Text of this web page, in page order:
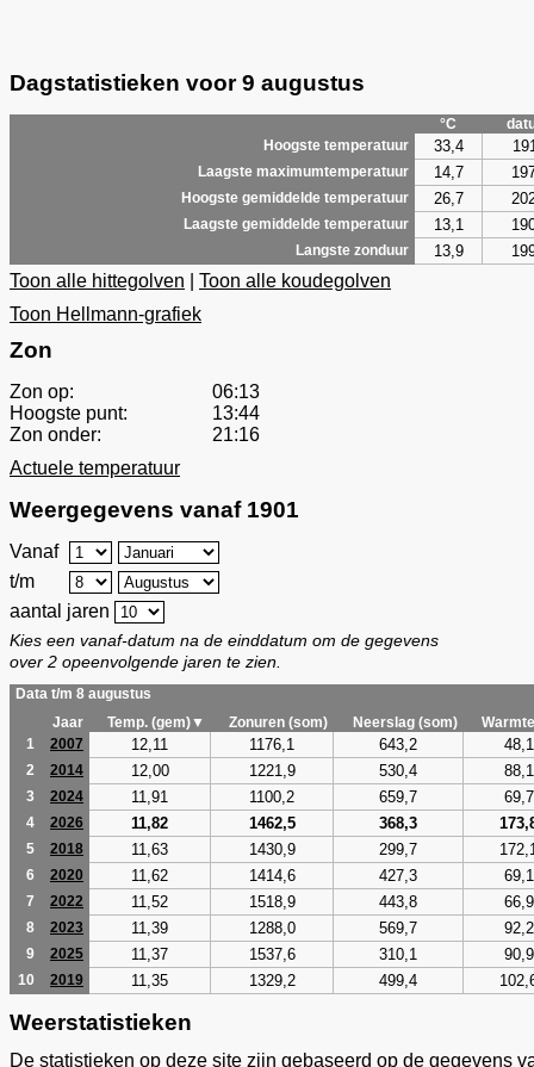
Dagstatistieken voor 9 augustus
°C
Hoogste temperatuur
33,4
Laagste maximumtemperatuur 14,7
Hoogste gemiddelde temperatuur 26,7
Laagste gemiddelde temperatuur 13,1
Langste zonduur 13,9
Toon alle hittegolven
Toon alle koudegolven
Toon Hellmann-grafiek
Zon
Zon op:
06:13
Hoogste punt:
13:44
Zon onder:
21:16
Actuele temperatuur
Weergegevens vanaf 1901
Vanaf
t/m
aantal jaren
Kies een vanaf-datum na de einddatum om de gegevens
over 2 opeenvolgende jaren te zien.
Data t/m 8 augustus
Jaar
Temp. (gem)▼ Zonuren (som) Neerslag (som)
1
2007 12,11 1176,1 643,2 48,1
2 2014 12,00 1221,9 530,4 88,1
3 2024 11,91 1100,2 659,7 69,7
4 2026 11,82 1462,5 368,3
5 2018 11,63 1430,9 299,7
6 2020 11,62 1414,6 427,3 69,1
7 2022 11,52 1518,9 443,8 66,9
8 2023 11,39 1288,0 569,7 92,2
9 2025 11,37 1537,6 310,1 90,9
10 2019 11,35 1329,2 499,4
Weerstatistieken
De statistieken op deze site zijn gebaseerd op de gegevens